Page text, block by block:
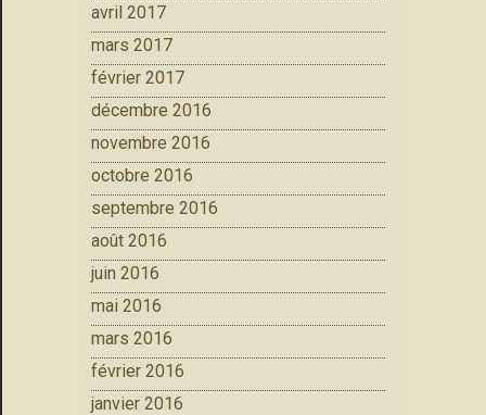
avril 2017
mars 2017
février 2017
décembre 2016
novembre 2016
octobre 2016
septembre 2016
août 2016
juin 2016
mai 2016
mars 2016
février 2016
janvier 2016